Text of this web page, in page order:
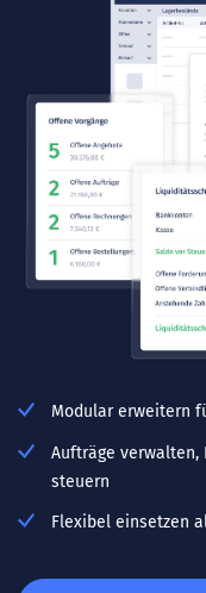
Modular erweitern
Aufträge verwalten,
steuern
Flexibel einsetzen